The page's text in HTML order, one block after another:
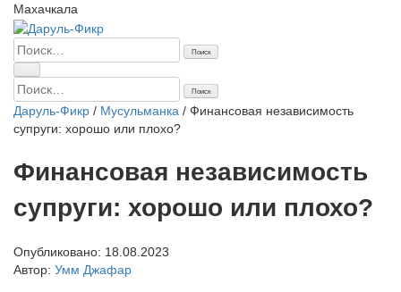
Махачкала
Найти:
Найти:
Даруль-Фикр / Мусульманка / Финансовая независимость
супруги: хорошо или плохо?
Финансовая независимость
супруги: хорошо или плохо?
Опубликовано: 18.08.2023
Автор: Умм Джафар